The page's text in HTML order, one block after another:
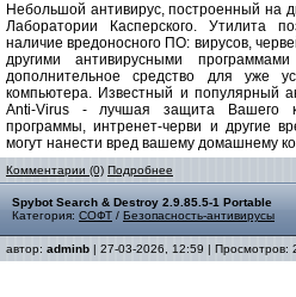
Небольшой антивирус, построенный на
Лаборатории Касперского. Утилита
наличие вредоносного ПО: вирусов,
другими антивирусными
дополнительное средство для уже
компьютера. Известный и популярный
Anti-Virus - лучшая защита Вашего
программы, интренет-черви и другие
могут нанести вред вашему домашнему
Комментарии (0) Подробнее
Spybot Search & Destroy 2.9.85.5-1 Portable
Категория: СОФТ / Безопасность-антивирусы
автор: adminb | 27-03-2026, 12:59 | Просмотров: